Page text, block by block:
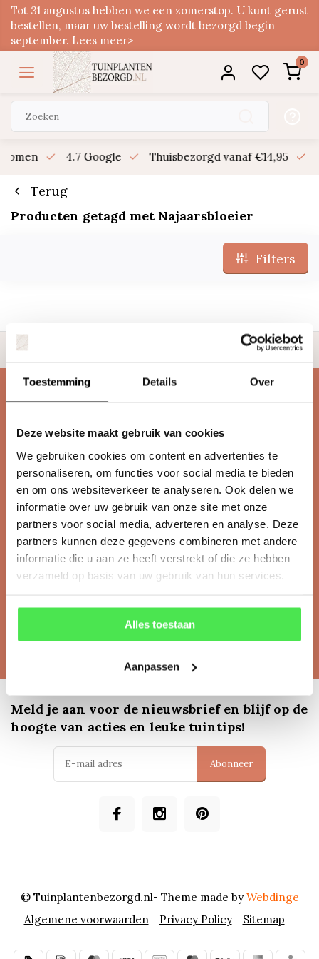
Toestemming Details Over
Deze website maakt gebruik van cookies
We gebruiken cookies om content en advertenties te
personaliseren, om functies voor social media te bieden
en om ons websiteverkeer te analyseren. Ook delen we
informatie over uw gebruik van onze site met onze
partners voor social media, adverteren en analyse. Deze
partners kunnen deze gegevens combineren met andere
informatie die u aan ze heeft verstrekt of die ze hebben
verzameld op basis van uw gebruik van hun services.
Alles toestaan
Aanpassen
Tot 31 augustus hebben we een zomerstop. U kunt gerust
bestellen, maar uw bestelling wordt bezorgd begin
september. Lees meer>
0
4.7 Google Thuisbezorgd vanaf €14,95
Terug
Producten getagd met Najaarsbloeier
Filters
Thuisbezorgd vanaf €14,95
Klantenservice
Veelgestelde vragen
info@tuinplantenbezorgd.nl
06 45 601 508 (tijdelijk niet bereikbaar)
Klantenservice
Informatie
Contactgegevens
Meld je aan voor de nieuwsbrief en blijf op de
hoogte van acties en leuke tuintips!
Abonneer
Algemene voorwaarden Privacy Policy Sitemap
© Tuinplantenbezorgd.nl- Theme made byWebdinge